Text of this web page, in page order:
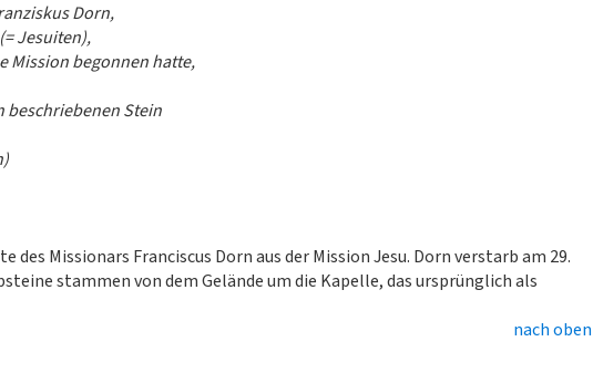
Dorn,
Jesuiten),
Mission begonnen hatte,
beschriebenen Stein
des Missionars Franciscus Dorn aus der Mission Jesu. Dorn verstarb am 29.
stammen von dem Gelände um die Kapelle, das ursprünglich als
nach oben